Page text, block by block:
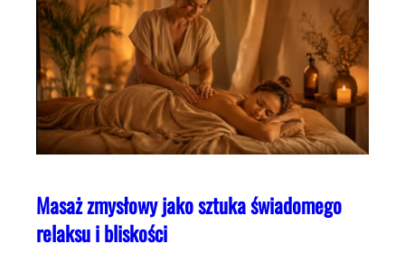
Masaż zmysłowy jako sztuka świadomego
relaksu i bliskości